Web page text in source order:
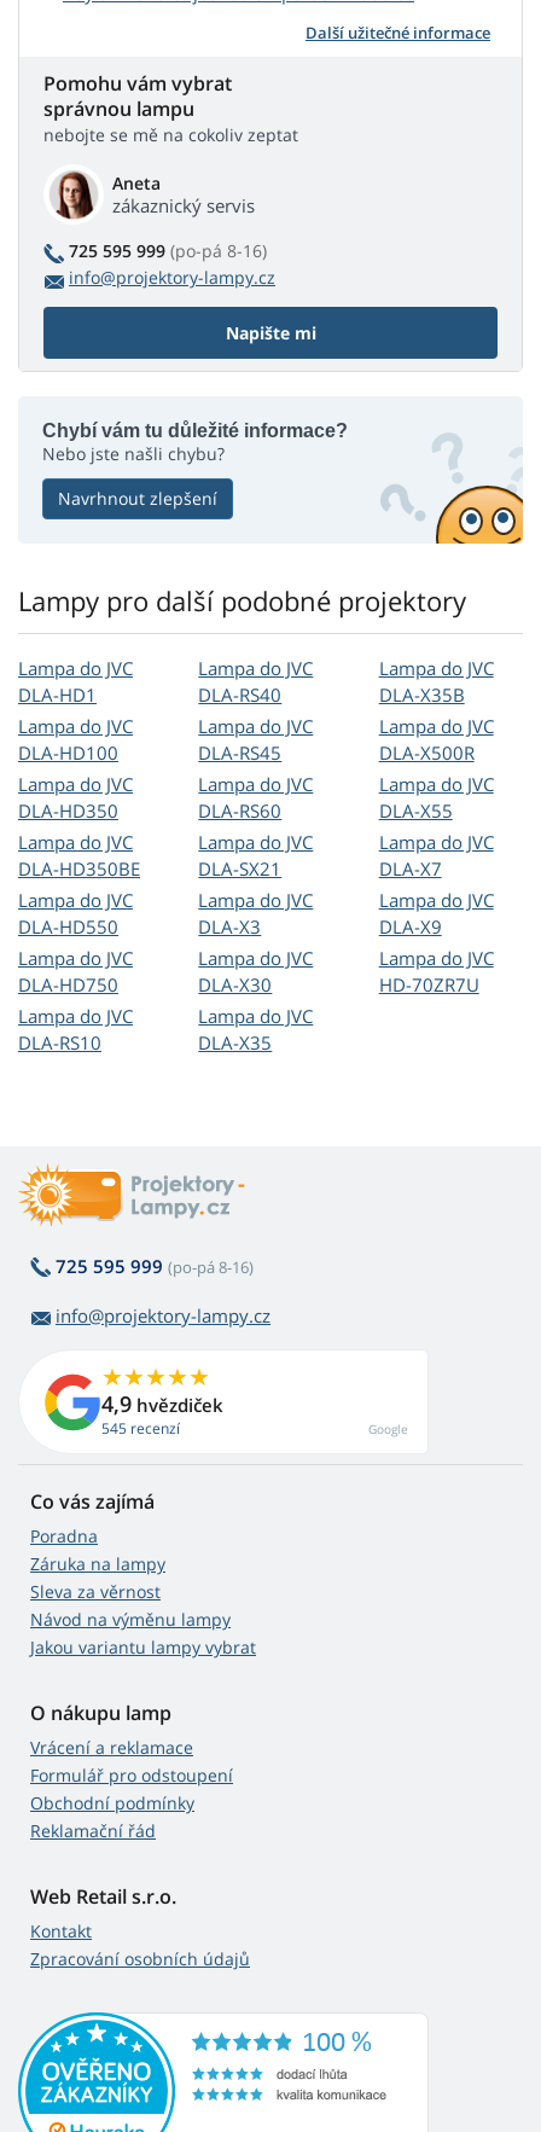
Další užitečné informace
Pomohu vám vybrat
správnou lampu
nebojte se mě na cokoliv zeptat
Aneta
zákaznický servis
725 595 999 (po-pá 8-16)
info@projektory-lampy.cz
Napište mi
Chybí vám tu důležité informace?
Nebo jste našli chybu?
Navrhnout zlepšení
Lampy pro další podobné projektory
Lampa do JVC
DLA-HD1
Lampa do JVC
DLA-HD100
Lampa do JVC
DLA-HD350
Lampa do JVC
DLA-HD350BE
Lampa do JVC
DLA-HD550
Lampa do JVC
DLA-HD750
Lampa do JVC
DLA-RS10
Lampa do JVC
DLA-RS40
Lampa do JVC
DLA-RS45
Lampa do JVC
DLA-RS60
Lampa do JVC
DLA-SX21
Lampa do JVC
DLA-X3
Lampa do JVC
DLA-X30
Lampa do JVC
DLA-X35
Lampa do JVC
DLA-X35B
Lampa do JVC
DLA-X500R
Lampa do JVC
DLA-X55
Lampa do JVC
DLA-X7
Lampa do JVC
DLA-X9
Lampa do JVC
HD-70ZR7U
725 595 999 (po-pá 8-16)
info@projektory-lampy.cz
4,9 hvězdiček
545 recenzí Google
Co vás zajímá
Poradna
Záruka na lampy
Sleva za věrnost
Návod na výměnu lampy
Jakou variantu lampy vybrat
O nákupu lamp
Vrácení a reklamace
Formulář pro odstoupení
Obchodní podmínky
Reklamační řád
Web Retail s.r.o.
Kontakt
Zpracování osobních údajů